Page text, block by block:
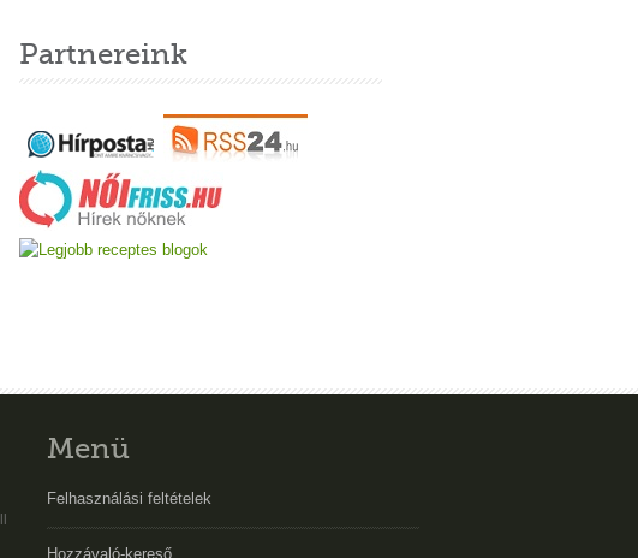
Partnereink
Menü
Felhasználási feltételek
Hozzávaló-kereső